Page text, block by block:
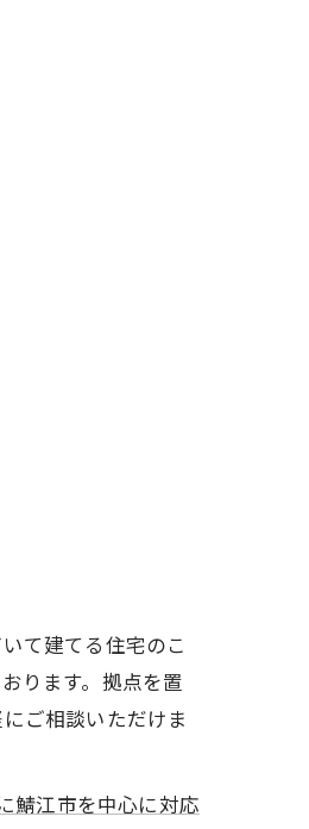
て建てる住宅のこ
ります。拠点を置
ご相談いただけま
鯖江市を中心に対応